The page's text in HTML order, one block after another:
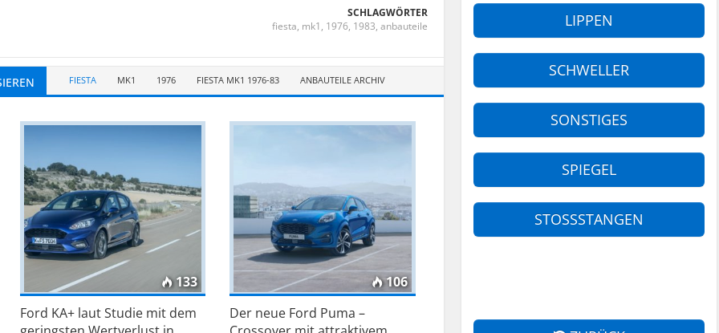
SCHLAGWÖRTER
fiesta, mk1 , 1976, 1983, anbauteile
FIESTA MK1 1976 FIESTA MK1 1976-83 ANBAUTEILE ARCHIV
133
Ford KA+ laut Studie mit dem
106
Der neue Ford Puma –
LIPPEN
SCHWELLER
SONSTIGES
SPIEGEL
STOSSSTANGEN